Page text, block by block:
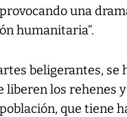
una
humanitaria”.
beligerantes, se
liberen los rehenes
que tiene